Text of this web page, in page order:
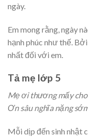
ngày.
Em mong rằng, ngày
hạnh phúc như thế.
nhất đối với em.
Tả mẹ lớp 5
Mẹ ơi thương mấy
Ơn sâu nghĩa nặng
Mỗi dịp đến sinh nhật